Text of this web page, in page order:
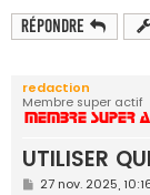
Répondre
redaction
Membre super actif
UTILISER
M
27 nov. 2025,